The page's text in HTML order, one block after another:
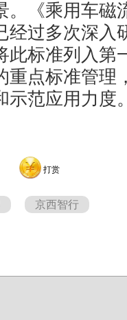
。《乘用车磁
经过多次深入
此标准列入第
重点标准管理
示范应用力度
打赏
京西智行